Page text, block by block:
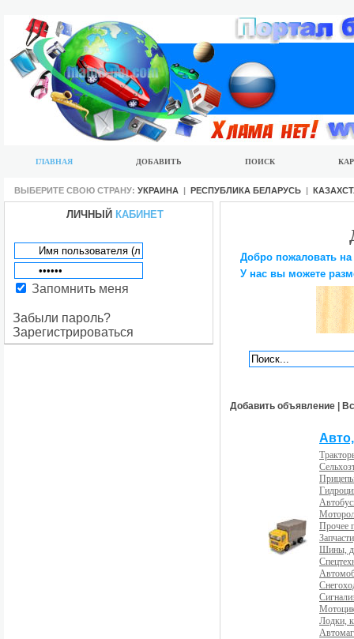
ГЛАВНАЯ ДОБАВИТЬ ПОИСК
ВЫБЕРИТЕ СВОЮ СТРАНУ: УКРАИНА | РЕСПУБЛИКА БЕЛАРУСЬ |
ЛИЧНЫЙ КАБИНЕТ
Запомнить меня
Забыли пароль?
Зарегистрироваться
Добро пожаловать
У нас вы можете
Добавить объявление |
Прочее
Шины,
Лодки,